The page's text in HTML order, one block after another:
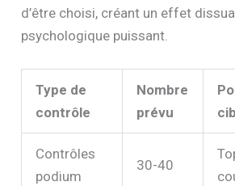
d’être choisi, créant un effet
psychologique puissant.
Type de
contrôle
Nombre
prévu
Contrôles
podium
30-40